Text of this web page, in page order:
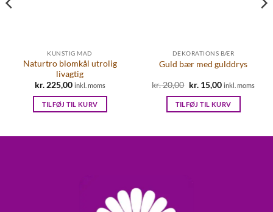
KUNSTIG MAD
Naturtro blomkål utrolig
livagtig
kr.225,00 inkl. moms
TILFØJ TIL KURV
DEKORATIONS BÆR
Guld bær med gulddrys
kr.20,00 Den
pris
var:
kr.15,00Den
pris
er:
inkl. moms
TILFØJ TIL KURV